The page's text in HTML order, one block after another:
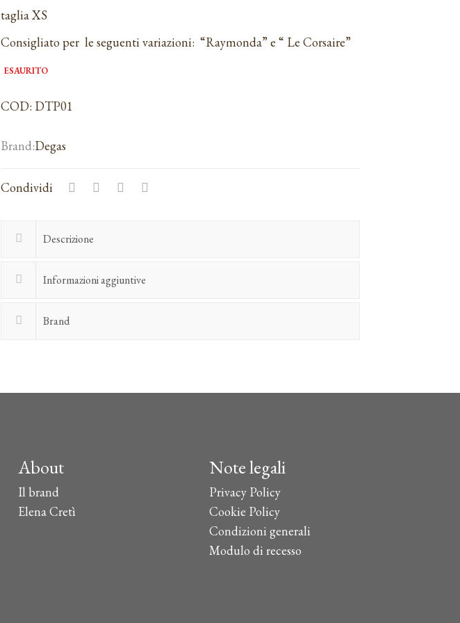
taglia XS
Consigliato per le seguenti variazioni: “Raymonda” e “ Le Corsaire”
ESAURITO
COD: DTP01
Degas
Condividi
Descrizione
Informazioni aggiuntive
Brand
About
Il brand
Elena Cretì
Note legali
Privacy Policy
Cookie Policy
Condizioni generali
Modulo di recesso